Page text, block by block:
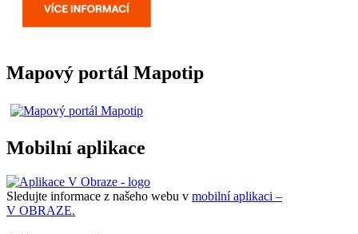
Mapový portál Mapotip
Mobilní aplikace
Sledujte informace z našeho webu v mobilní aplikaci –
V OBRAZE.